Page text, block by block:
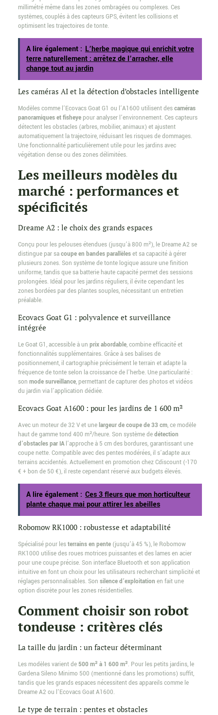
millimétré même dans les zones ombragées ou complexes. Ces
systèmes, couplés à des capteurs GPS, évitent les collisions et
optimisent les trajectoires de tonte.
A lire également : L’herbe magique qui enrichit votre
terre naturellement : arrêtez de l’arracher, elle
change tout au jardin
Les caméras AI et la détection d’obstacles intelligente
Modèles comme l’Ecovacs Goat G1 ou l’A1600 utilisent descaméras
panoramiques et fisheyepour analyser l’environnement. Ces capteurs
détectent les obstacles (arbres, mobilier, animaux) et ajustent
automatiquement la trajectoire, réduisant les risques de dommages.
Une fonctionnalité particulièrement utile pour les jardins avec
végétation dense ou des zones délimitées.
Les meilleurs modèles du
marché : performances et
spécificités
Dreame A2 : le choix des grands espaces
Conçu pour les pelouses étendues (jusqu’à 800 m²), le Dreame A2 se
distingue par sacoupe en bandes parallèleset sa capacité à gérer
plusieurs zones. Son système de tonte logique assure une finition
uniforme, tandis que sa batterie haute capacité permet des sessions
prolongées. Idéal pour les jardins réguliers, il évite cependant les
zones bordées par des plantes souples, nécessitant un entretien
préalable.
Ecovacs Goat G1 : polyvalence et surveillance
intégrée
Le Goat G1, accessible à un prix abordable, combine efficacité et
fonctionnalités supplémentaires. Grâce à ses balises de
positionnement, il cartographie précisément le terrain et adapte la
fréquence de tonte selon la croissance de l’herbe. Une particularité :
son mode surveillance, permettant de capturer des photos et vidéos
du jardin via l’application dédiée.
Ecovacs Goat A1600 : pour les jardins de 1 600 m²
Avec un moteur de 32 V et unelargeur de coupe de 33 cm, ce modèle
haut de gamme tond 400 m²/heure. Son système dedétection
d’obstacles par IAl’approche à 5 cm des bordures, garantissant une
coupe nette. Compatible avec des pentes modérées, il s’adapte aux
terrains accidentés. Actuellement en promotion chez Cdiscount (-170
€ + bon de 50 €), il reste cependant réservé aux budgets élevés.
A lire également : Ces 3 fleurs que mon horticulteur
plante chaque mai pour attirer les abeilles
Robomow RK1000 : robustesse et adaptabilité
Spécialisé pour lesterrains en pente(jusqu’à 45 %), le Robomow
RK1000 utilise des roues motrices puissantes et des lames en acier
pour une coupe précise. Son interface Bluetooth et son application
intuitive en font un choix pour les utilisateurs recherchant simplicité et
réglages personnalisables. Son silence d’exploitation en fait une
option discrète pour les zones résidentielles.
Comment choisir son robot
tondeuse : critères clés
La taille du jardin : un facteur déterminant
Les modèles varient de 500 m² à 1 600 m². Pour les petits jardins, le
Gardena Sileno Minimo 500 (mentionné dans les promotions) suffit,
tandis que les grands espaces nécessitent des appareils comme le
Dreame A2 ou l’Ecovacs Goat A1600.
Le type de terrain : pentes et obstacles